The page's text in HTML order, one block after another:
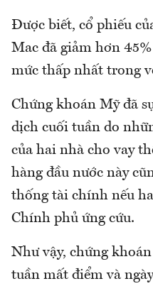
Được biết, cổ phiếu
Mac đã giảm hơn
mức thấp nhất trong
Chứng khoán Mỹ đã
dịch cuối tuần do
của hai nhà cho vay
hàng đầu nước này
thống tài chính nếu
Chính phủ ứng cứu.
Như vậy, chứng
tuần mất điểm và